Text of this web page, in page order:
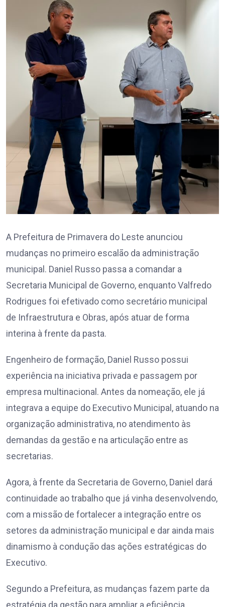
A Prefeitura de Primavera do Leste anunciou
mudanças no primeiro escalão da administração
municipal. Daniel Russo passa a comandar a
Secretaria Municipal de Governo, enquanto Valfredo
Rodrigues foi efetivado como secretário municipal
de Infraestrutura e Obras, após atuar de forma
interina à frente da pasta.
Engenheiro de formação, Daniel Russo possui
experiência na iniciativa privada e passagem por
empresa multinacional. Antes da nomeação, ele já
integrava a equipe do Executivo Municipal, atuando na
organização administrativa, no atendimento às
demandas da gestão e na articulação entre as
secretarias.
Agora, à frente da Secretaria de Governo, Daniel dará
continuidade ao trabalho que já vinha desenvolvendo,
com a missão de fortalecer a integração entre os
setores da administração municipal e dar ainda mais
dinamismo à condução das ações estratégicas do
Executivo.
Segundo a Prefeitura, as mudanças fazem parte da
estratégia da gestão para ampliar a eficiência